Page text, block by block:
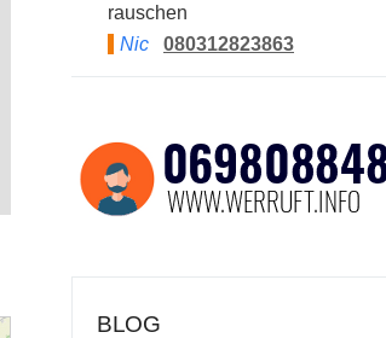
rauschen
Nic
080312823863
BLOG